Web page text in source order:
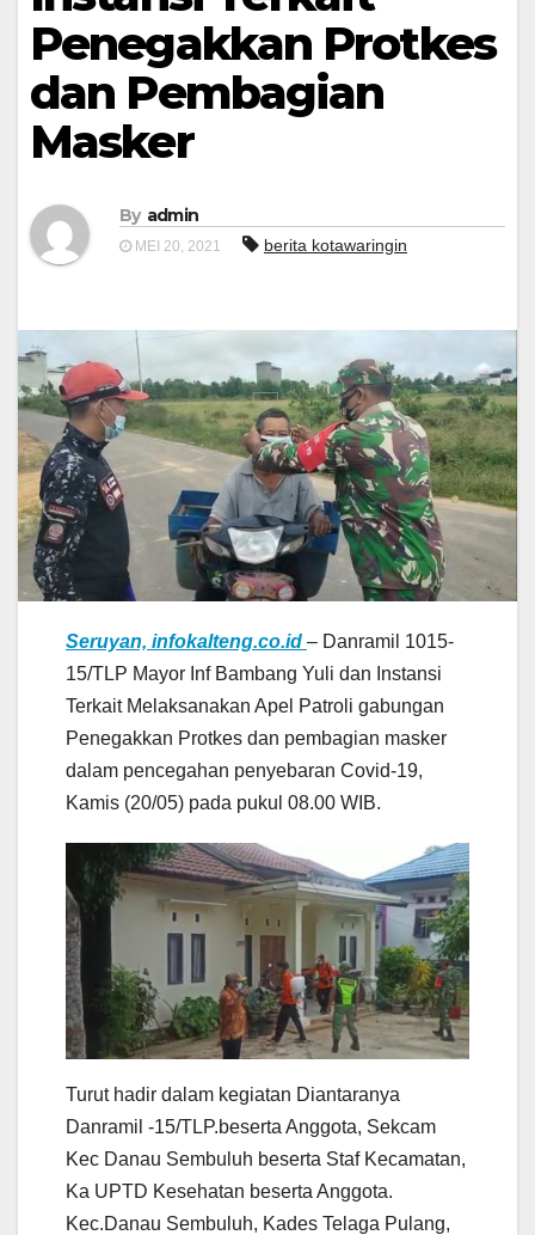
Penegakkan Protkes
dan Pembagian
Masker
By admin
MEI 20, 2021 berita kotawaringin
Seruyan, infokalteng.co.id – Danramil 1015-
15/TLP Mayor Inf Bambang Yuli dan Instansi
Terkait Melaksanakan Apel Patroli gabungan
Penegakkan Protkes dan pembagian masker
dalam pencegahan penyebaran Covid-19,
Kamis (20/05) pada pukul 08.00 WIB.
Turut hadir dalam kegiatan Diantaranya
Danramil -15/TLP.beserta Anggota, Sekcam
Kec Danau Sembuluh beserta Staf Kecamatan,
Ka UPTD Kesehatan beserta Anggota.
Kec.Danau Sembuluh, Kades Telaga Pulang,